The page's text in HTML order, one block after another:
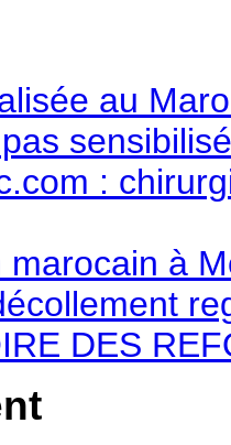
au
:
marocain à
DES